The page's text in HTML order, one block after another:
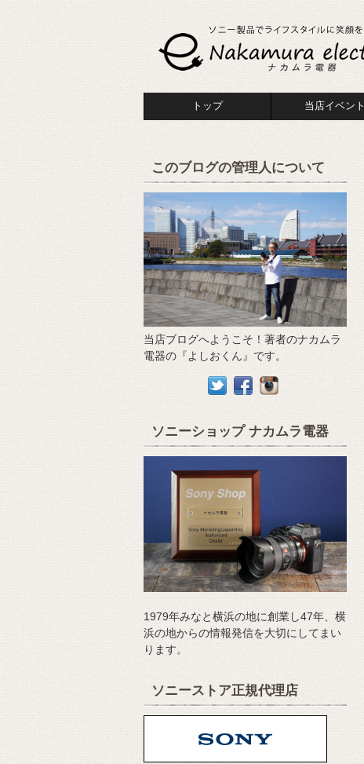
トップ 当店イベント
このブログの管理人について
当店ブログへようこそ！著者のナカムラ
電器の『よしおくん』です。
ソニーショップ ナカムラ電器
1979年みなと横浜の地に創業し47年、横
浜の地からの情報発信を大切にしてまい
ります。
ソニーストア正規代理店